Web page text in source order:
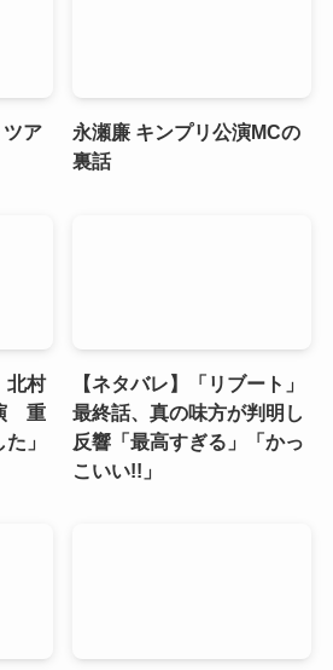
ア
永瀬廉 キンプリ公演MCの
裏話
北村
重
」
【ネタバレ】「リブート」
最終話、真の味方が判明し
反響「最高すぎる」「かっ
こいい!!」